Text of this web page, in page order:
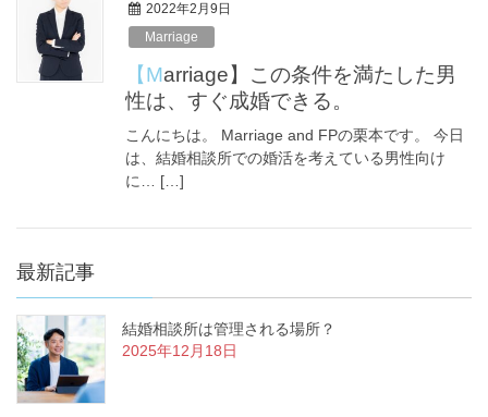
2022年2月9日
Marriage
【Marriage】この条件を満たした男
性は、すぐ成婚できる。
こんにちは。 Marriage and FPの栗本です。 今日
は、結婚相談所での婚活を考えている男性向け
に… […]
最新記事
結婚相談所は管理される場所？
2025年12月18日